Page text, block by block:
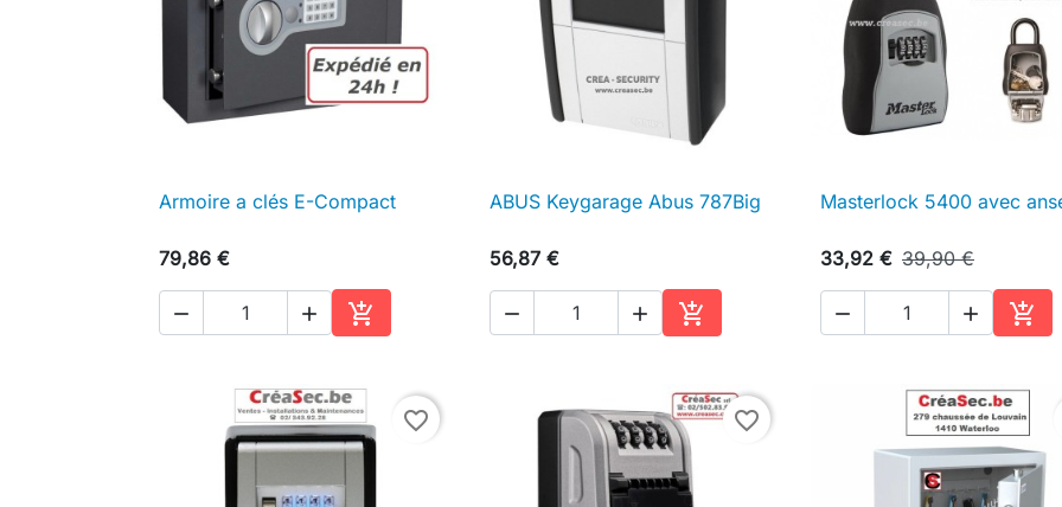
 Aperçu rapide
Armoire a clés E-Compact
79,86 €
  
Ajouter au panier
 Aperçu rapide
ABUS Keygarage Abus 787Big
56,87 €
  
Ajouter au panier
 Aperçu rapide
Masterlock 5400 avec
33,92 € 39,90 €
  
favorite_border favorite_border